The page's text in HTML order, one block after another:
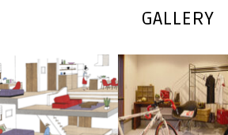
GALLERY